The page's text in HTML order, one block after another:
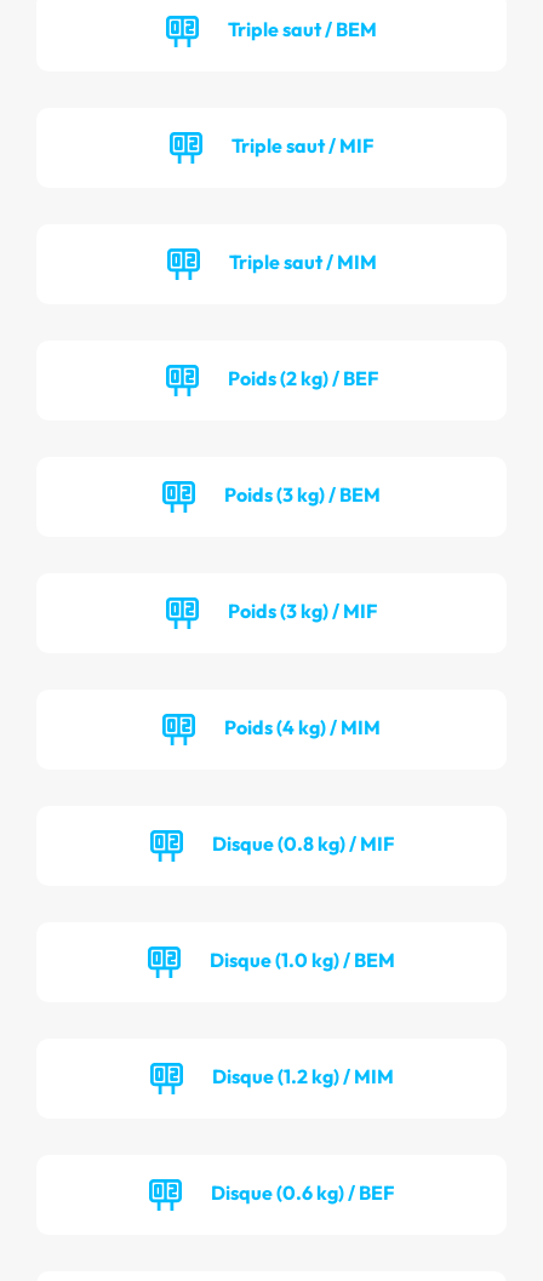
Triple saut / BEM
Triple saut / MIF
Triple saut / MIM
Poids (2 kg) / BEF
Poids (3 kg) / BEM
Poids (3 kg) / MIF
Poids (4 kg) / MIM
Disque (0.8 kg) / MIF
Disque (1.0 kg) / BEM
Disque (1.2 kg) / MIM
Disque (0.6 kg) / BEF